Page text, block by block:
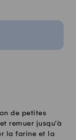
de petites
remuer jusqu'à
la farine et la